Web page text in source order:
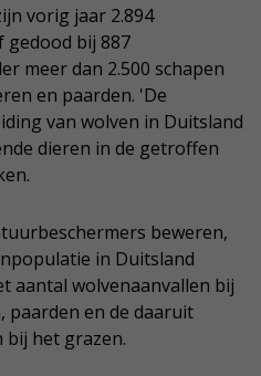
vorig jaar 2.894
bij 887
meer dan 2.500 schapen
en paarden. 'De
van wolven in Duitsland
dieren in de getroffen
beweren,
in Duitsland
aantal wolvenaanvallen bij
paarden en de daaruit
het grazen.